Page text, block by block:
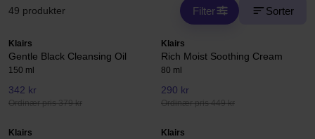
49 produkter Filter Sorter
Klairs
Gentle Black Cleansing Oil
150 ml
342 kr
Ordinær pris 379 kr
Klairs
Rich Moist Soothing Cream
80 ml
290 kr
Ordinær pris 449 kr
Klairs Klairs